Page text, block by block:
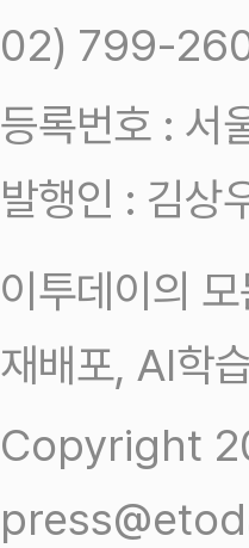
02) 799-
등록번호 :
발행인 : 김상
이투데이의
재배포, AI학
Copyright